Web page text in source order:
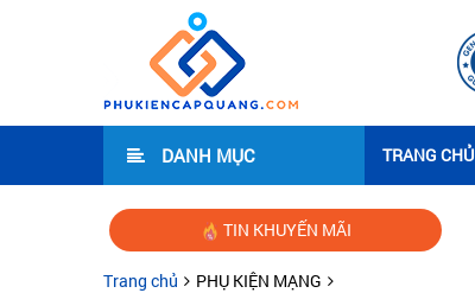
DANH MỤC TRANG CHỦ
TIN KHUYẾN MÃI
Trang chủ PHỤ KIỆN MẠNG